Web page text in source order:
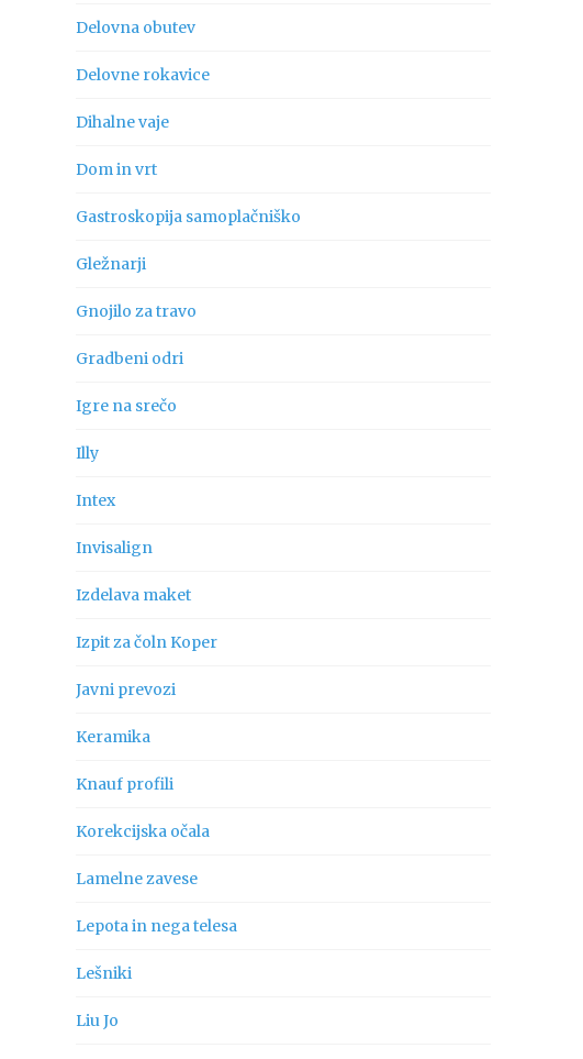
Delovna obutev
Delovne rokavice
Dihalne vaje
Dom in vrt
Gastroskopija samoplačniško
Gležnarji
Gnojilo za travo
Gradbeni odri
Igre na srečo
Illy
Intex
Invisalign
Izdelava maket
Izpit za čoln Koper
Javni prevozi
Keramika
Knauf profili
Korekcijska očala
Lamelne zavese
Lepota in nega telesa
Lešniki
Liu Jo